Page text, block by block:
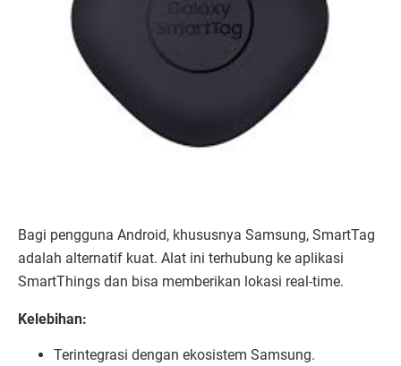
Bagi pengguna Android, khususnya Samsung, SmartTag
adalah alternatif kuat. Alat ini terhubung ke aplikasi
SmartThings dan bisa memberikan lokasi real-time.
Kelebihan:
Terintegrasi dengan ekosistem Samsung.